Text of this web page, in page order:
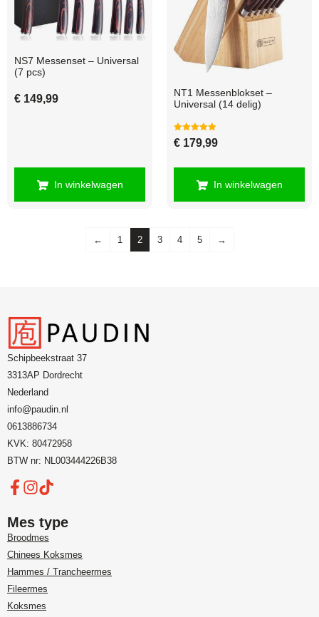
NS7 Messenset – Universal
(7 pcs)
€ 149,99
In winkelwagen
NT1 Messenblokset –
Universal (14 delig)
Gewaardeerd
5.00
€ 179,99
In winkelwagen
← 1 2 3 4 5 →
Schipbeekstraat 37
3313AP Dordrecht
Nederland
info@paudin.nl
0613886734
KVK: 80472958
BTW nr: NL003444226B38
Mes type
Broodmes
Chinees Koksmes
Hammes / Trancheermes
Fileermes
Koksmes